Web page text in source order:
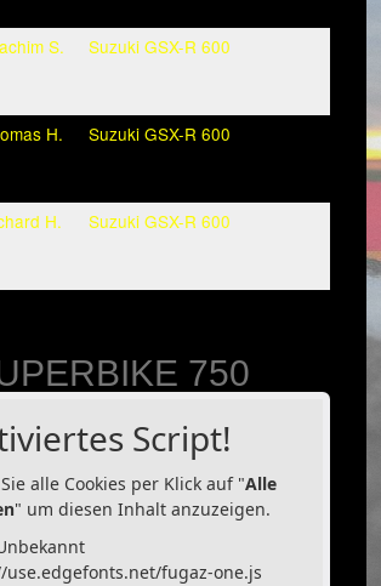
S. Suzuki GSX-R 600
H. Suzuki GSX-R 600
H. Suzuki GSX-R 600
750
Script!
alle Cookies per Klick auf "Alle
" um diesen Inhalt anzuzeigen.
fugaz-one.js